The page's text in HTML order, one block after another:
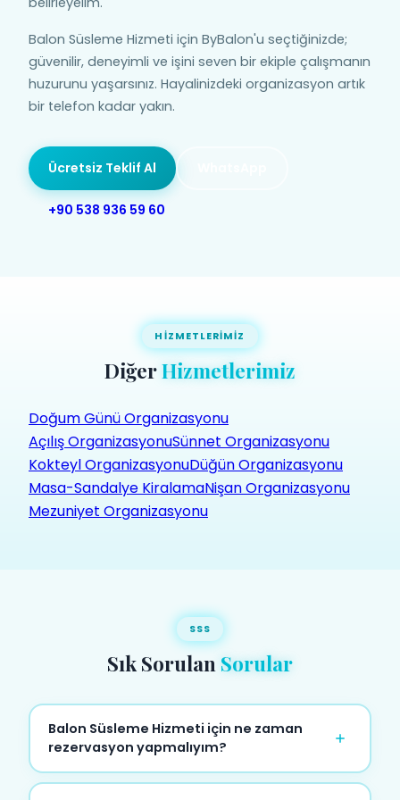
Balon Süsleme Hizmeti için ByBalon'u seçtiğinizde;
güvenilir, deneyimli ve işini seven bir ekiple çalışmanın
huzurunu yaşarsınız. Hayalinizdeki organizasyon artık
bir telefon kadar yakın.
Ücretsiz Teklif Al
+90 538 936 59 60
HIZMETLERIMIZ
DiğerHizmetlerimiz
Doğum Günü Organizasyonu
Açılış OrganizasyonuSünnet Organizasyonu
Kokteyl OrganizasyonuDüğün Organizasyonu
Masa-Sandalye KiralamaNişan Organizasyonu
Mezuniyet Organizasyonu
SSS
Sık Sorulan Sorular
Balon Süsleme Hizmeti için ne zaman
rezervasyon yapmalıyım?
En az 5-7 gün öncesinden rezervasyon